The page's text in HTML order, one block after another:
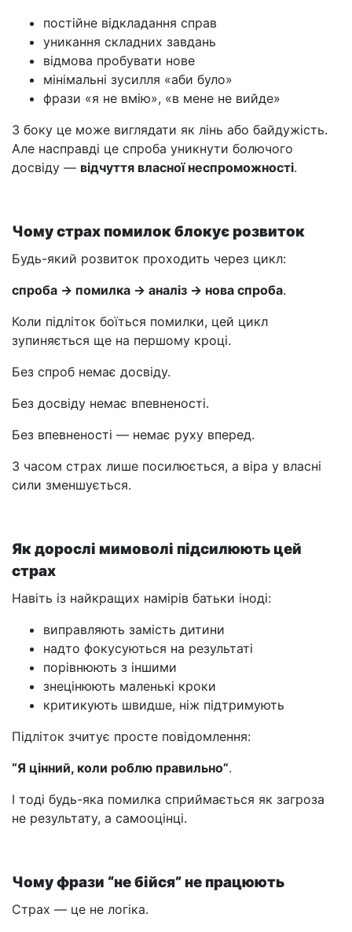
постійне відкладання справ
уникання складних завдань
відмова пробувати нове
мінімальні зусилля «аби було»
фрази «я не вмію», «в мене не вийде»
З боку це може виглядати як лінь або байдужість.
Але насправді це спроба уникнути болючого
досвіду — відчуття власної неспроможності.
Чому страх помилок блокує розвиток
Будь-який розвиток проходить через цикл:
спроба → помилка → аналіз → нова спроба.
Коли підліток боїться помилки, цей цикл
зупиняється ще на першому кроці.
Без спроб немає досвіду.
Без досвіду немає впевненості.
Без впевненості — немає руху вперед.
З часом страх лише посилюється, а віра у власні
сили зменшується.
Як дорослі мимоволі підсилюють цей
страх
Навіть із найкращих намірів батьки іноді:
виправляють замість дитини
надто фокусуються на результаті
порівнюють з іншими
знецінюють маленькі кроки
критикують швидше, ніж підтримують
Підліток зчитує просте повідомлення:
“Я цінний, коли роблю правильно”.
І тоді будь-яка помилка сприймається як загроза
не результату, а самооцінці.
Чому фрази “не бійся” не працюють
Страх — це не логіка.